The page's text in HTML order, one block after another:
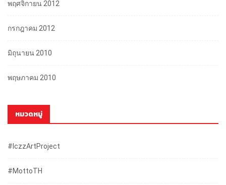
พฤศจิกายน 2012
กรกฎาคม 2012
มิถุนายน 2010
พฤษภาคม 2010
หมวดหมู่
#iczzArtProject
#mottoTH